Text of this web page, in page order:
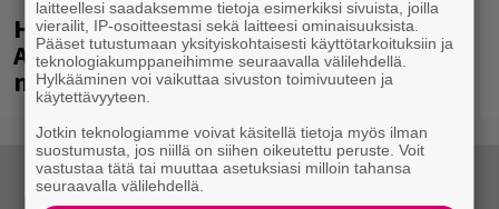
Huomenna se ilmestyy – CMX:stä tutun
A.W. Yrjänän uutuusalbumi om
mammuttimainen kokonaisuus
laitteellesi saadaksemme tietoja esimerkiksi sivuista, joilla
vierailit, IP-osoitteestasi sekä laitteesi ominaisuuksista.
Pääset tutustumaan yksityiskohtaisesti käyttötarkoituksiin ja
teknologiakumppaneihimme seuraavalla välilehdellä.
Hylkääminen voi vaikuttaa sivuston toimivuuteen ja
käytettävyyteen.
Jotkin teknologiamme voivat käsitellä tietoja myös ilman
suostumusta, jos niillä on siihen oikeutettu peruste. Voit
vastustaa tätä tai muuttaa asetuksiasi milloin tahansa
seuraavalla välilehdellä.